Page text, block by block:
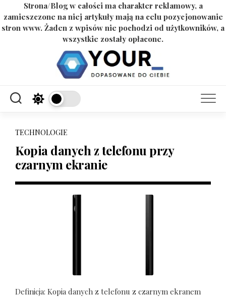
Strona/Blog w całości ma charakter reklamowy, a
zamieszczone na niej artykuły mają na celu pozycjonowanie
stron www. Żaden z wpisów nie pochodzi od użytkowników, a
wszystkie zostały opłacone.
TECHNOLOGIE
Kopia danych z telefonu przy
czarnym ekranie
Definicja: Kopia danych z telefonu z czarnym ekranem